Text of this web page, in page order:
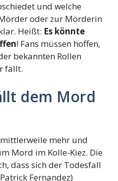
und welche
oder zur Mörderin
Heißt: Es könnte
! Fans müssen hoffen,
bekannten Rollen
fällt.
dem Mord
mehr und
Mord im Kolle-Kiez. Die
dass sich der Todesfall
Fernandez)